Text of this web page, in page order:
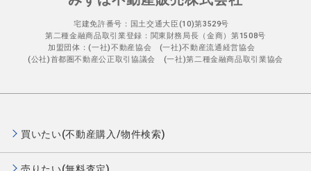
宅建免許番号：国土交通大臣(10)第3529号
第二種金融商品取引業登録：関東財務局長（金商）第1508号
加盟団体：(一社)不動産協会 (一社)不動産流通経営協会
(公社)首都圏不動産公正取引協議会 (一社)第二種金融商品取引業協会
買いたい(不動産購入/物件検索)